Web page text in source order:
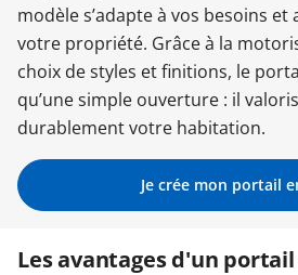
Portes d'entrée
Protections solaires
Garages & Carports
Clôtures et portails
modèle s’adapte à vos besoins
votre propriété. Grâce à la
choix de styles et finitions, le
qu’une simple ouverture : il
durablement votre habitation.
Je crée mon portail
Les avantages d'un